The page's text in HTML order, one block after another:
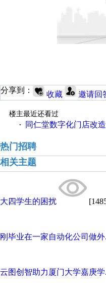
分享到： 收藏 邀请回
楼主最近还看过
·
同仁堂数字化门店改造，
热门招聘
相关主题
大四学生的困扰
刚毕业在一家自动化公司做外
云图创智助力厦门大学嘉庚学